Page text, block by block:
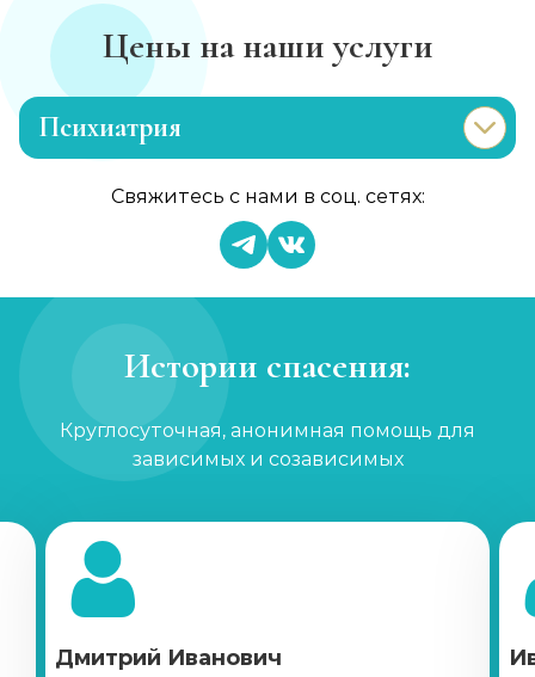
Цены на наши услуги
Психиатрия
Скорая психиатрическая помощь
от 3 600 ₽ Записаться
от 1 800 ₽ Записаться
Свяжитесь с нами в соц. сетях:
Истории спасения:
Круглосуточная, анонимная помощь для
зависимых и созависимых
Дмитрий Иванович